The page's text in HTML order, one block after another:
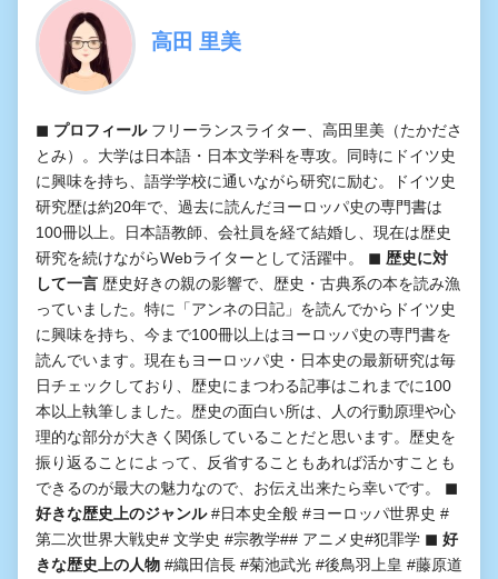
高田 里美
◼︎ プロフィールフリーランスライター、高田里美（たかださ
とみ）。大学は日本語・日本文学科を専攻。同時にドイツ史
に興味を持ち、語学学校に通いながら研究に励む。ドイツ史
研究歴は約20年で、過去に読んだヨーロッパ史の専門書は
100冊以上。日本語教師、会社員を経て結婚し、現在は歴史
研究を続けながらWebライターとして活躍中。 ◼︎ 歴史に対
して一言 歴史好きの親の影響で、歴史・古典系の本を読み漁
っていました。特に「アンネの日記」を読んでからドイツ史
に興味を持ち、今まで100冊以上はヨーロッパ史の専門書を
読んでいます。現在もヨーロッパ史・日本史の最新研究は毎
日チェックしており、歴史にまつわる記事はこれまでに100
本以上執筆しました。歴史の面白い所は、人の行動原理や心
理的な部分が大きく関係していることだと思います。歴史を
振り返ることによって、反省することもあれば活かすことも
できるのが最大の魅力なので、お伝え出来たら幸いです。 ◼︎
好きな歴史上のジャンル#日本史全般 #ヨーロッパ世界史 #
第二次世界大戦史# 文学史 #宗教学## アニメ史#犯罪学 ◼︎ 好
きな歴史上の人物 #織田信長 #菊池武光 #後鳥羽上皇 #藤原道